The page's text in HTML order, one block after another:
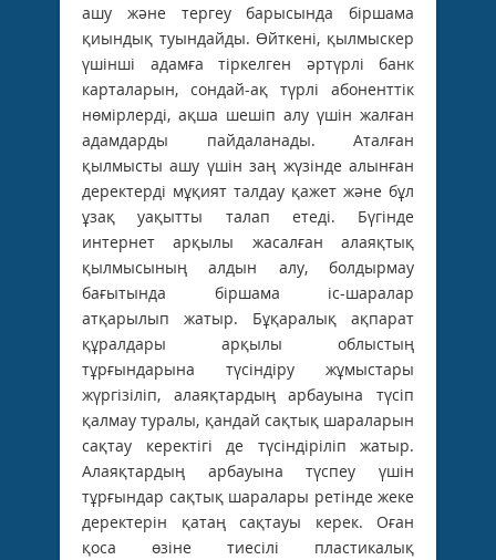
ашу және тергеу барысында біршама
қиындық туындайды. Өйткені, қылмыскер
үшінші адамға тіркелген әртүрлі банк
карталарын, сондай-ақ түрлі абоненттік
нөмірлерді, ақша шешіп алу үшін жалған
адамдарды пайдаланады. Аталған
қылмысты ашу үшін заң жүзінде алынған
деректерді мұқият талдау қажет және бұл
ұзақ уақытты талап етеді. Бүгінде
интернет арқылы жасалған алаяқтық
қылмысының алдын алу, болдырмау
бағытында біршама іс-шаралар
атқарылып жатыр. Бұқаралық ақпарат
құралдары арқылы облыстың
тұрғындарына түсіндіру жұмыстары
жүргізіліп, алаяқтардың арбауына түсіп
қалмау туралы, қандай сақтық шараларын
сақтау керектігі де түсіндіріліп жатыр.
Алаяқтардың арбауына түспеу үшін
тұрғындар сақтық шаралары ретінде жеке
деректерін қатаң сақтауы керек. Оған
қоса өзіне тиесілі пластикалық